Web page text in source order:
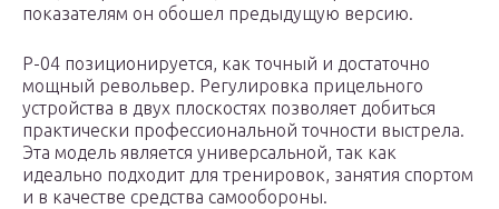
показателям он обошел предыдущую версию.
Р-04 позиционируется, как точный и достаточно
мощный револьвер. Регулировка прицельного
устройства в двух плоскостях позволяет добиться
практически профессиональной точности выстрела.
Эта модель является универсальной, так как
идеально подходит для тренировок, занятия спортом
и в качестве средства самообороны.